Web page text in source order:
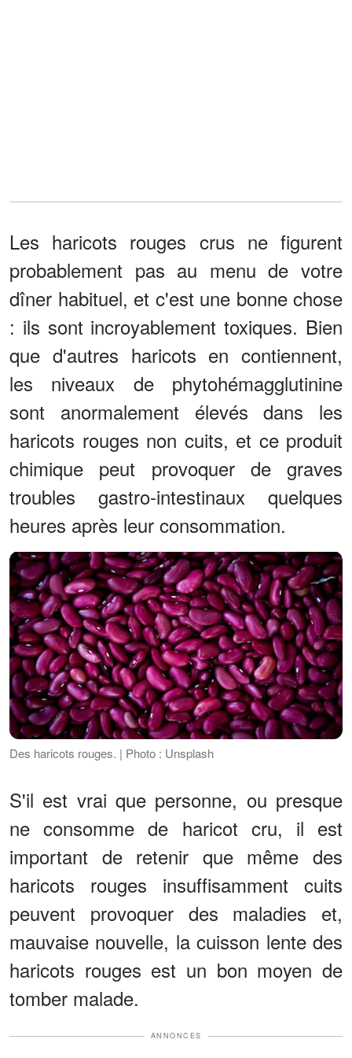
Les haricots rouges crus ne figurent
probablement pas au menu de votre
dîner habituel, et c'est une bonne chose
: ils sont incroyablement toxiques. Bien
que d'autres haricots en contiennent,
les niveaux de phytohémagglutinine
sont anormalement élevés dans les
haricots rouges non cuits, et ce produit
chimique peut provoquer de graves
troubles gastro-intestinaux quelques
heures après leur consommation.
Des haricots rouges. | Photo : Unsplash
S'il est vrai que personne, ou presque
ne consomme de haricot cru, il est
important de retenir que même des
haricots rouges insuffisamment cuits
peuvent provoquer des maladies et,
mauvaise nouvelle, la cuisson lente des
haricots rouges est un bon moyen de
tomber malade.
ANNONCES